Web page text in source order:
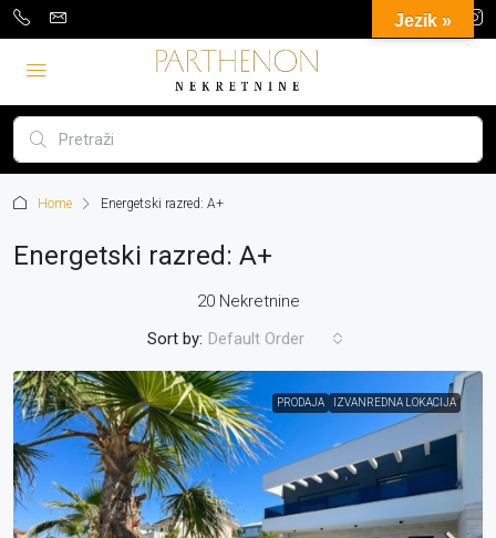
Home Energetski razred: A+
Energetski razred: A+
20 Nekretnine
Sort by: Default Order
PRODAJA IZVANREDNA LOKACIJA
Jezik »